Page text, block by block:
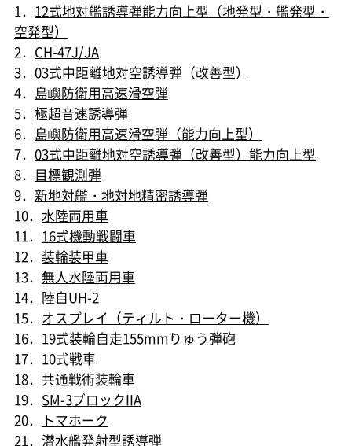
1． 12式地対艦誘導弾能力向上型（地発型・艦発型・
空発型）
2． CH-47J/JA
3． 03式中距離地対空誘導弾（改善型）
4． 島嶼防衛用高速滑空弾
5． 極超音速誘導弾
6． 島嶼防衛用高速滑空弾（能力向上型）
7． 03式中距離地対空誘導弾（改善型）能力向上型
8． 目標観測弾
9． 新地対艦・地対地精密誘導弾
10． 水陸両用車
11． 16式機動戦闘車
12． 装輪装甲車
13． 無人水陸両用車
14． 陸自UH-2
15． オスプレイ（ティルト・ローター機）
16．19式装輪自走155mmりゅう弾砲
17．10式戦車
18．共通戦術装輪車
19． SM-3ブロックIIA
20．
トマホーク
21． 潜水艦発射型誘導弾